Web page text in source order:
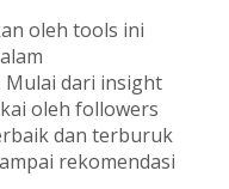
oleh tools ini
Mulai dari insight
oleh followers
dan terburuk
rekomendasi